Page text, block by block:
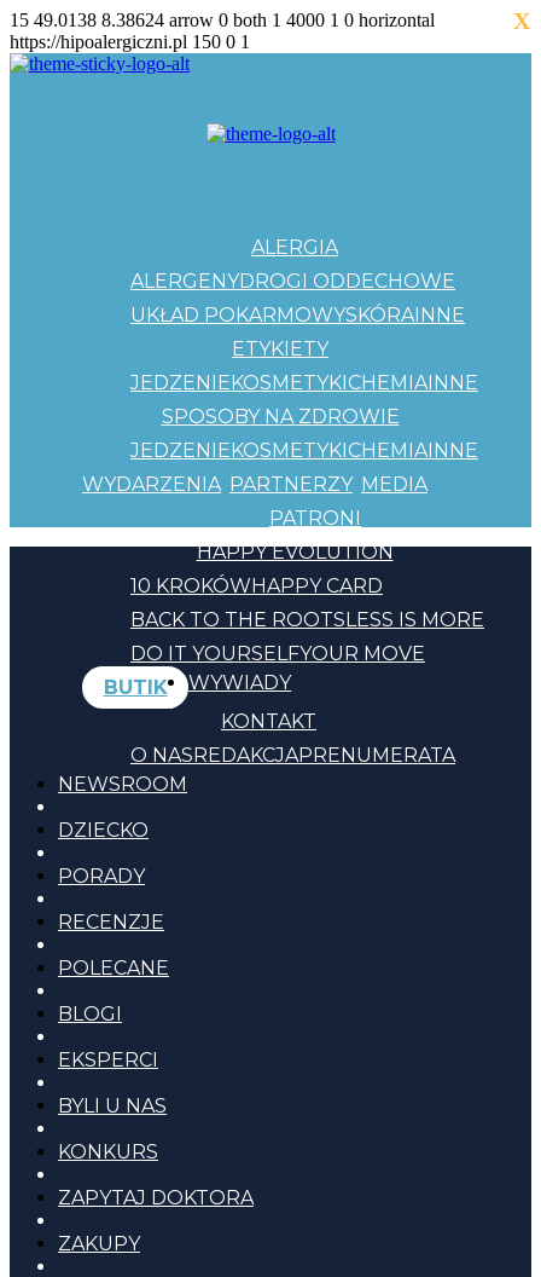
15 49.0138 8.38624 arrow 0 both 1 4000 1 0 horizontal
https://hipoalergiczni.pl 150 0 1
ALERGIA
ALERGENYDROGI ODDECHOWE
UKŁAD POKARMOWYSKÓRAINNE
ETYKIETY
JEDZENIEKOSMETYKICHEMIAINNE
SPOSOBY NA ZDROWIE
JEDZENIEKOSMETYKICHEMIAINNE
WYDARZENIA PARTNERZY
PATRONI
MEDIA
HAPPY EVOLUTION
10 KROKÓWHAPPY CARD
BACK TO THE ROOTSLESS IS MORE
DO IT YOURSELFYOUR MOVE
BUTIK
KONTAKT
O NASREDAKCJAPRENUMERATA
WYWIADY
NEWSROOM
DZIECKO
PORADY
RECENZJE
POLECANE
BLOGI
EKSPERCI
BYLI U NAS
KONKURS
ZAPYTAJ DOKTORA
ZAKUPY
X